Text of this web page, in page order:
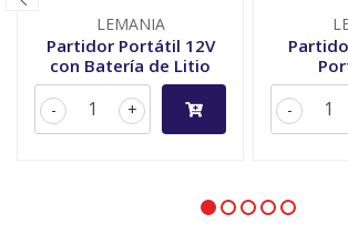
LEMANIA
Partidor Portátil 12V
con Batería de Litio
+
- -